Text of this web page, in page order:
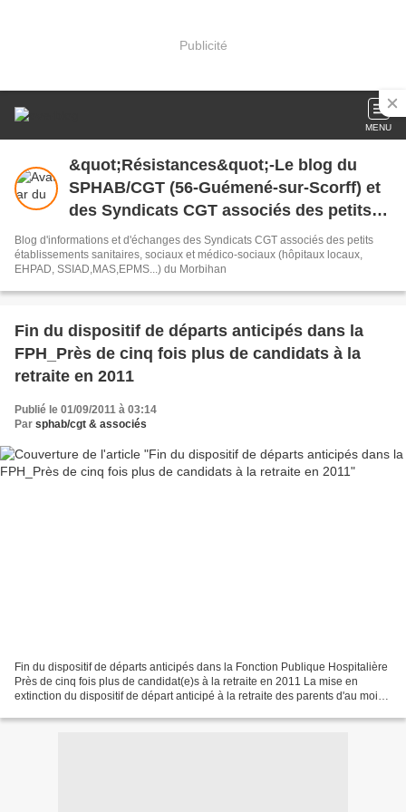
Publicité
MENU
&quot;Résistances&quot;-Le blog du
SPHAB/CGT (56-Guémené-sur-Scorff) et
des Syndicats CGT associés des petits
établissements sanitaires, sociaux et
médico-sociaux du Morbihan qui
résistent à la casse
Blog d'informations et d'échanges des Syndicats CGT associés des petits
établissements sanitaires, sociaux et médico-sociaux (hôpitaux locaux,
EHPAD, SSIAD,MAS,EPMS...) du Morbihan
Fin du dispositif de départs anticipés dans la
FPH_Près de cinq fois plus de candidats à la
retraite en 2011
Publié le 01/09/2011 à 03:14
Par sphab/cgt & associés
Fin du dispositif de départs anticipés dans la Fonction Publique Hospitalière
Près de cinq fois plus de candidat(e)s à la retraite en 2011 La mise en
extinction du dispositif de départ anticipé à la retraite des parents d'au moins